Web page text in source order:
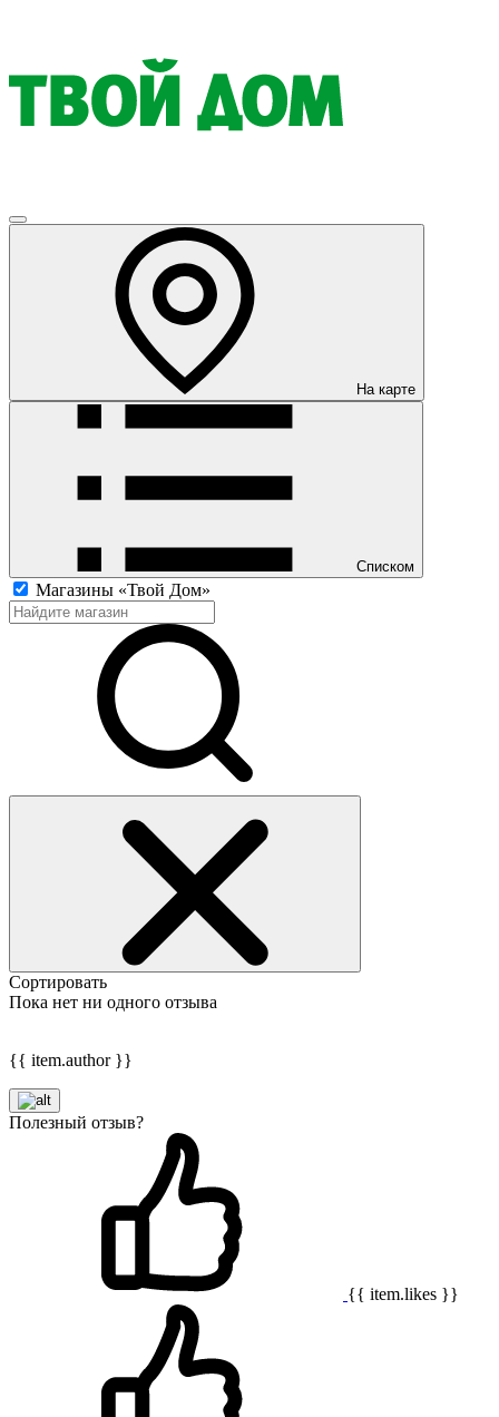
На карте
Списком
Магазины «Твой Дом»
Сортировать
Пока нет ни одного отзыва
{{ item.author }}
Полезный отзыв?
{{ item.likes }}